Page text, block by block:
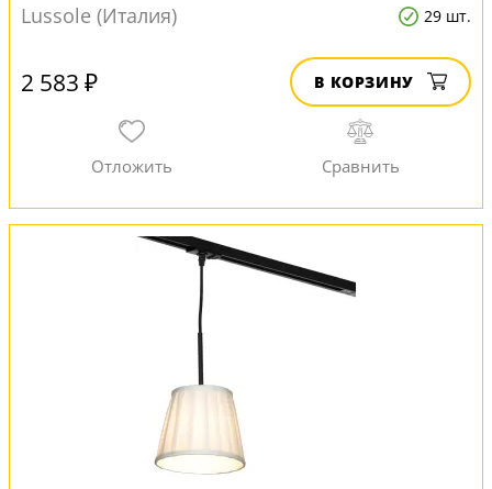
Lussole (Италия)
29 шт.
2 583 ₽ В КОРЗИНУ